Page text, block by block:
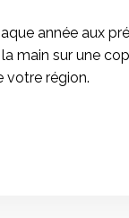
année aux
main sur une
votre région.